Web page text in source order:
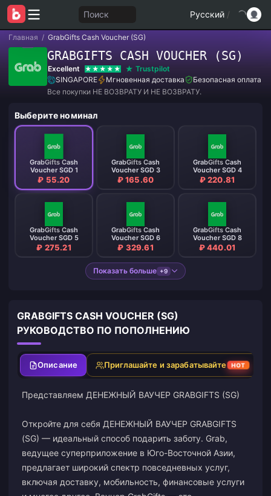
Поиск Русский /
Главная / GrabGifts Cash Voucher (SG)
GRABGIFTS CASH VOUCHER (SG)
Excellent
Trustpilot
SINGAPORE
Мгновенная доставка
Безопасная оплата
Все покупки НЕ ВОЗВРАТУ И НЕ ВОЗВРАТУ.
Выберите номинал
GrabGifts Cash
Voucher SGD 1
₽ 55.20
GrabGifts Cash
Voucher SGD 3
₽ 165.60
GrabGifts Cash
Voucher SGD 4
₽ 220.81
GrabGifts Cash
Voucher SGD 5
₽ 275.21
GrabGifts Cash
Voucher SGD 6
₽ 329.61
GrabGifts Cash
Voucher SGD 8
₽ 440.01
Показать больше +9
GRABGIFTS CASH VOUCHER (SG)
РУКОВОДСТВО ПО ПОПОЛНЕНИЮ
Описание Приглашайте и зарабатывайте HOT
Представляем ДЕНЕЖНЫЙ ВАУЧЕР GRABGIFTS (SG)
Откройте для себя ДЕНЕЖНЫЙ ВАУЧЕР GRABGIFTS
(SG) — идеальный способ подарить заботу. Grab,
ведущее суперприложение в Юго-Восточной Азии,
предлагает широкий спектр повседневных услуг,
включая доставку, мобильность, финансовые услуги